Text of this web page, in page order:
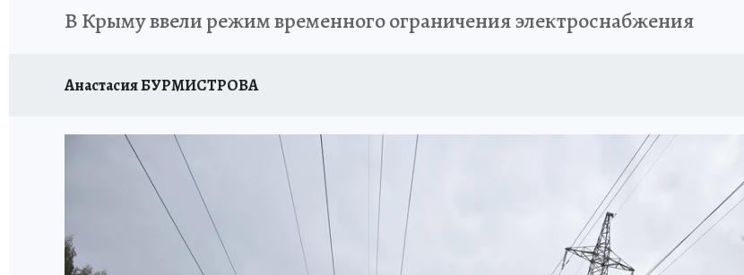
В Крыму ввели режим временного ограничения электроснабжения
Анастасия БУРМИСТРОВА